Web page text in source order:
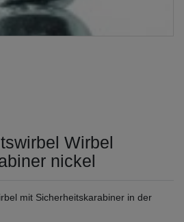
Wirbel
nickel
mit Sicherheitskarabiner in der